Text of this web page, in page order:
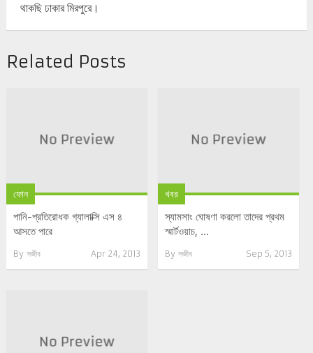
থাকছি ঢাকার মিরপুরে।
Related Posts
ফোন
পানি-প্রতিরোধক গ্যালাক্সি এস ৪
আসতে পারে
By সজীব Apr 24, 2013
খবর
স্যামসাং ঘোষণা করলো তাদের প্রথম
স্মার্টওয়াচ, ...
By সজীব Sep 5, 2013